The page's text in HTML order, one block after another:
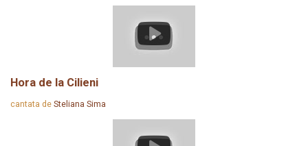
Hora de la Cilieni
cantata de Steliana Sima